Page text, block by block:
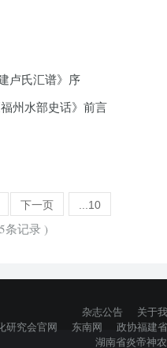
卢氏汇谱》序
州水部史话》前言
下一页 ...10
条记录 )
杂志公告 关于
研究会官网 东南网 政协福建
湖南省炎帝神